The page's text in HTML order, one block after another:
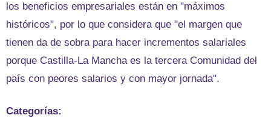
los beneficios empresariales están en "máximos
históricos", por lo que considera que "el margen que
tienen da de sobra para hacer incrementos salariales
porque Castilla-La Mancha es la tercera Comunidad del
país con peores salarios y con mayor jornada".
Categorías: